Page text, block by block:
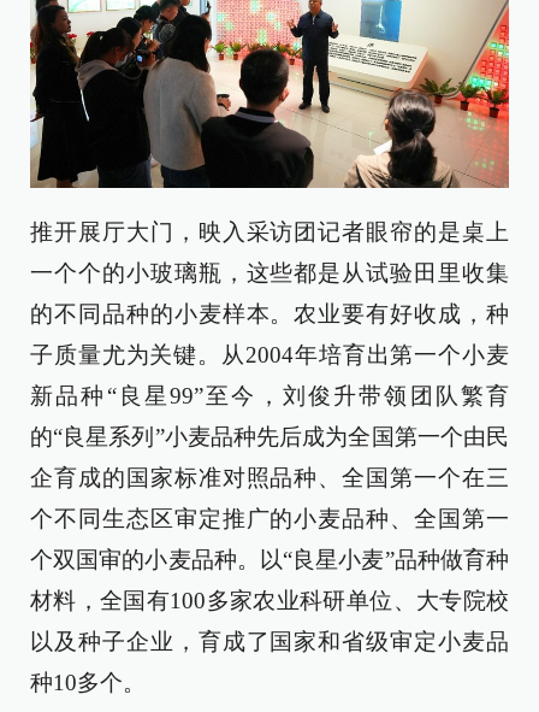
推开展厅大门，映入采访团记者眼帘的是桌上
一个个的小玻璃瓶，这些都是从试验田里收集
的不同品种的小麦样本。农业要有好收成，种
子质量尤为关键。从2004年培育出第一个小麦
新品种“良星99”至今，刘俊升带领团队繁育
的“良星系列”小麦品种先后成为全国第一个由民
企育成的国家标准对照品种、全国第一个在三
个不同生态区审定推广的小麦品种、全国第一
个双国审的小麦品种。以“良星小麦”品种做育种
材料，全国有100多家农业科研单位、大专院校
以及种子企业，育成了国家和省级审定小麦品
种10多个。